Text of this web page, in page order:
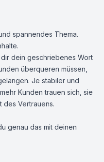
spannendes Thema.
dir dein geschriebenes Wort
überqueren müssen,
Je stabiler und
Kunden trauen sich, sie
des Vertrauens.
genau das mit deinen